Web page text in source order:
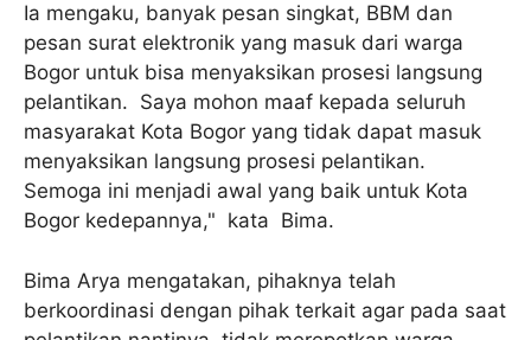
Ia mengaku, banyak pesan singkat, BBM dan
pesan surat elektronik yang masuk dari warga
Bogor untuk bisa menyaksikan prosesi langsung
pelantikan. Saya mohon maaf kepada seluruh
masyarakat Kota Bogor yang tidak dapat masuk
menyaksikan langsung prosesi pelantikan.
Semoga ini menjadi awal yang baik untuk Kota
Bogor kedepannya," kata Bima.
Bima Arya mengatakan, pihaknya telah
berkoordinasi dengan pihak terkait agar pada saat